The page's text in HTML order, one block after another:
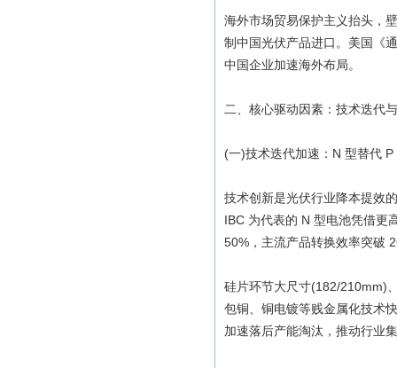
海外市场贸易保护主义抬头，
制中国光伏产品进口。美国《
中国企业加速海外布局。
二、核心驱动因素：技术迭代
(一)技术迭代加速：N 型替代
技术创新是光伏行业降本提效
IBC 为代表的 N 型电池凭借更
50%，主流产品转换效率突破
硅片环节大尺寸(182/210mm)
包铜、铜电镀等贱金属化技术
加速落后产能淘汰，推动行业